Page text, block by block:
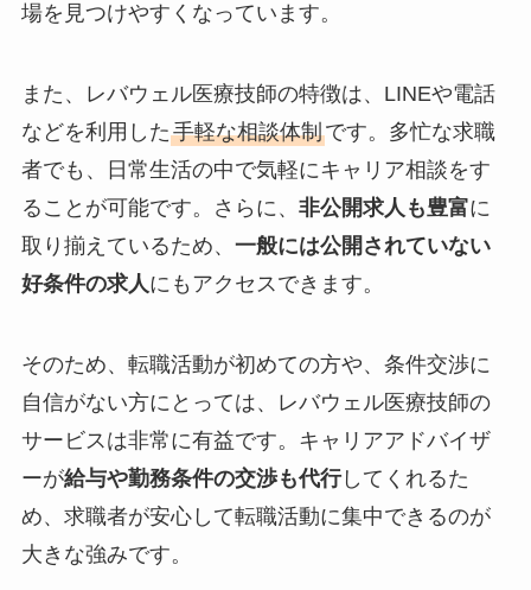
場を見つけやすくなっています。
また、レバウェル医療技師の特徴は、LINEや電話
などを利用した手軽な相談体制です。多忙な求職
者でも、日常生活の中で気軽にキャリア相談をす
ることが可能です。さらに、 非公開求人も豊富に
取り揃えているため、 一般には公開されていない
好条件の求人にもアクセスできます。
そのため、転職活動が初めての方や、条件交渉に
自信がない方にとっては、レバウェル医療技師の
サービスは非常に有益です。キャリアアドバイザ
ーが給与や勤務条件の交渉も代行してくれるた
め、求職者が安心して転職活動に集中できるのが
大きな強みです。